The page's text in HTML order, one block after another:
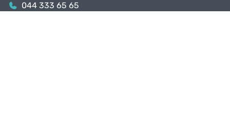
044 333 65 65